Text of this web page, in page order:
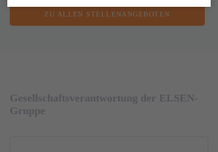
ZU ALLEN STELLENANGEBOTEN
Gesellschaftsverantwortung der ELSEN-
Gruppe